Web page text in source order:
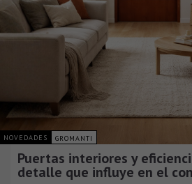
NOVEDADES GROMANTI
Puertas interiores y
detalle que influye en el